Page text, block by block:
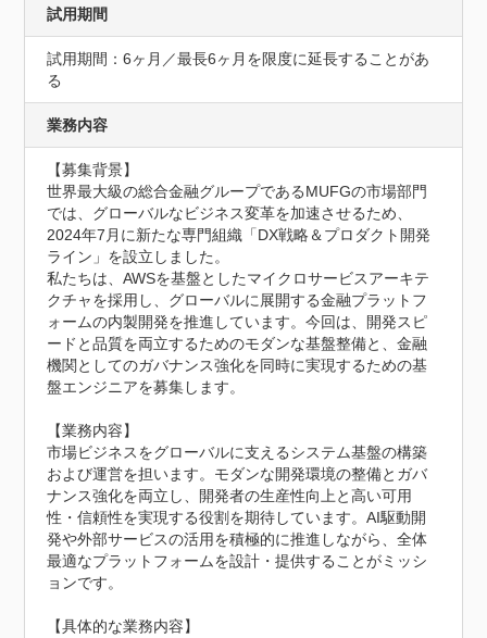
試用期間
試用期間：6ヶ月／最長6ヶ月を限度に延長することがあ
る
業務内容
【募集背景】
世界最大級の総合金融グループであるMUFGの市場部門
では、グローバルなビジネス変革を加速させるため、
2024年7月に新たな専門組織「DX戦略＆プロダクト開発
ライン」を設立しました。
私たちは、AWSを基盤としたマイクロサービスアーキテ
クチャを採用し、グローバルに展開する金融プラットフ
ォームの内製開発を推進しています。今回は、開発スピ
ードと品質を両立するためのモダンな基盤整備と、金融
機関としてのガバナンス強化を同時に実現するための基
盤エンジニアを募集します。
【業務内容】
市場ビジネスをグローバルに支えるシステム基盤の構築
および運営を担います。モダンな開発環境の整備とガバ
ナンス強化を両立し、開発者の生産性向上と高い可用
性・信頼性を実現する役割を期待しています。AI駆動開
発や外部サービスの活用を積極的に推進しながら、全体
最適なプラットフォームを設計・提供することがミッシ
ョンです。
【具体的な業務内容】